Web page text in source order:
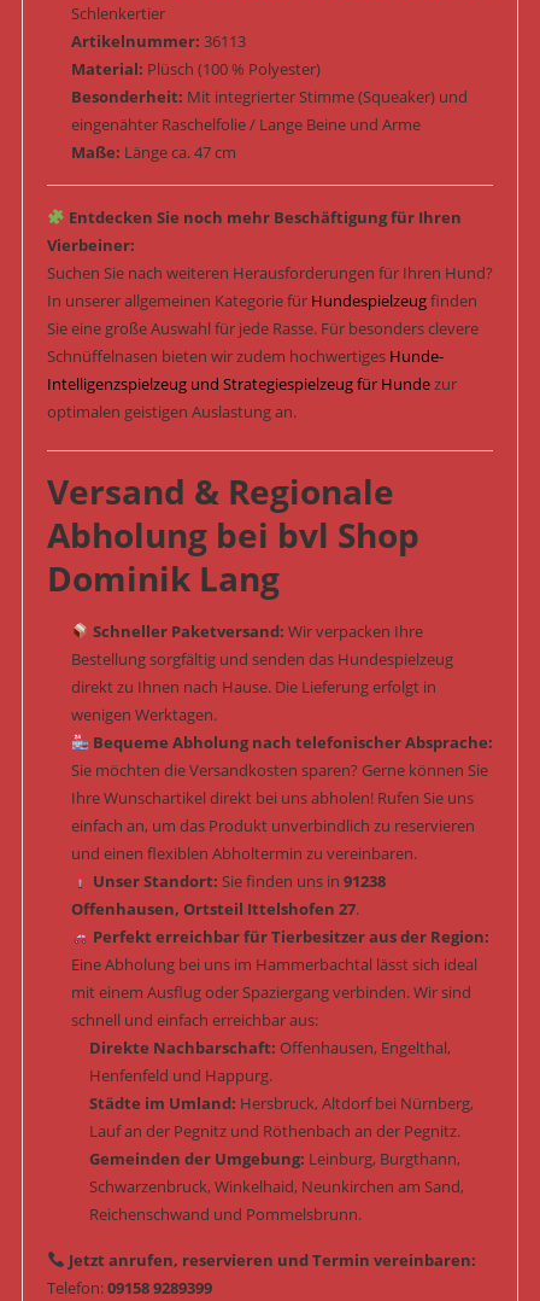
Schlenkertier
Artikelnummer: 36113
Material: Plüsch (100 % Polyester)
Besonderheit: Mit integrierter Stimme (Squeaker) und
eingenähter Raschelfolie / Lange Beine und Arme
Maße: Länge ca. 47 cm
Entdecken Sie noch mehr Beschäftigung für Ihren
Vierbeiner:
Suchen Sie nach weiteren Herausforderungen für Ihren Hund?
In unserer allgemeinen Kategorie für Hundespielzeugfinden
Sie eine große Auswahl für jede Rasse. Für besonders clevere
Schnüffelnasen bieten wir zudem hochwertiges Hunde-
Intelligenzspielzeug und Strategiespielzeug für Hundezur
optimalen geistigen Auslastung an.
Versand & Regionale
Abholung bei bvl Shop
Dominik Lang
Schneller Paketversand: Wir verpacken Ihre
Bestellung sorgfältig und senden das Hundespielzeug
direkt zu Ihnen nach Hause. Die Lieferung erfolgt in
wenigen Werktagen.
Bequeme Abholung nach telefonischer Absprache:
Sie möchten die Versandkosten sparen? Gerne können Sie
Ihre Wunschartikel direkt bei uns abholen! Rufen Sie uns
einfach an, um das Produkt unverbindlich zu reservieren
und einen flexiblen Abholtermin zu vereinbaren.
Unser Standort: Sie finden uns in 91238
Offenhausen, Ortsteil Ittelshofen 27.
Perfekt erreichbar für Tierbesitzer aus der Region:
Eine Abholung bei uns im Hammerbachtal lässt sich ideal
mit einem Ausflug oder Spaziergang verbinden. Wir sind
schnell und einfach erreichbar aus:
Direkte Nachbarschaft: Offenhausen, Engelthal,
Henfenfeld und Happurg.
Städte im Umland: Hersbruck, Altdorf bei Nürnberg,
Lauf an der Pegnitz und Röthenbach an der Pegnitz.
Gemeinden der Umgebung: Leinburg, Burgthann,
Schwarzenbruck, Winkelhaid, Neunkirchen am Sand,
Reichenschwand und Pommelsbrunn.
Jetzt anrufen, reservieren und Termin vereinbaren:
Telefon:09158 9289399